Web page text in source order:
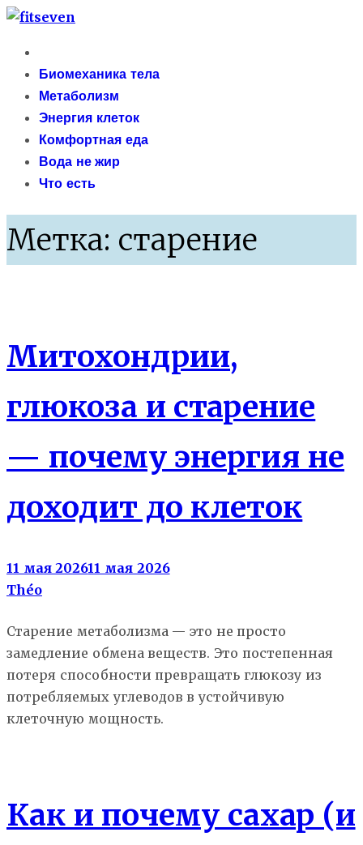
Skip
content
сайт о метаболизме и энергетической адаптации
организма после 40 лет
Primary
MenuБиомеханика тела
Метаболизм
Энергия клеток
Комфортная еда
Вода не жир
Что есть
Метка: старение
Митохондрии,
глюкоза и старение
— почему энергия не
доходит до клеток
11 мая 202611 мая 2026
Théo
Старение метаболизма — это не просто
замедление обмена веществ. Это постепенная
потеря способности превращать глюкозу из
потребляемых углеводов в устойчивую
клеточную мощность.
Как и почему сахар (и